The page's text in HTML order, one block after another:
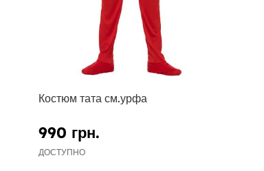
Костюм тата см.урфа
990 грн.
ДОСТУПНО